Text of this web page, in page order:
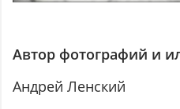
Автор фотографий и
Андрей Ленский